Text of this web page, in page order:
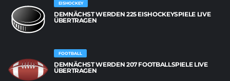
EISHOCKEY
DEMNÄCHST WERDEN 225 EISHOCKEYSPIELE LIVE
ÜBERTRAGEN
FOOTBALL
DEMNÄCHST WERDEN 207 FOOTBALLSPIELE LIVE
ÜBERTRAGEN